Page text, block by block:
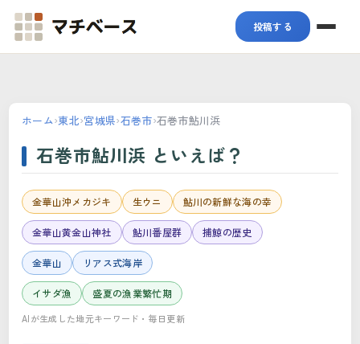
マチベース 投稿する
ホーム›東北›宮城県›石巻市›石巻市鮎川浜
石巻市鮎川浜 といえば？
金華山沖メカジキ 生ウニ 鮎川の新鮮な海の幸
金華山黄金山神社 鮎川番屋群 捕鯨の歴史
金華山 リアス式海岸
イサダ漁 盛夏の漁業繁忙期
AIが生成した地元キーワード・毎日更新